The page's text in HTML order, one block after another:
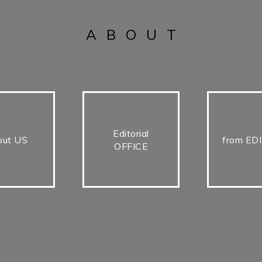
ABOUT
US
Editorial
OFFICE
from